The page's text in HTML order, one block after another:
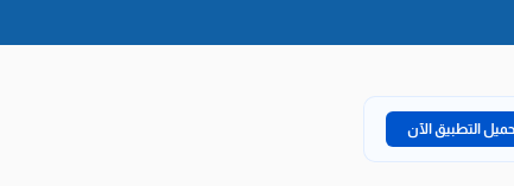
التطبيق الآن